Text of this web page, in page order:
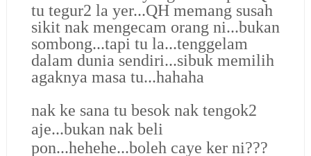
tu tegur2 la yer...QH memang susah
sikit nak mengecam orang ni...bukan
sombong...tapi tu la...tenggelam
dalam dunia sendiri...sibuk memilih
agaknya masa tu...hahaha
nak ke sana tu besok nak tengok2
aje...bukan nak beli
pon...hehehe...boleh caye ker ni???